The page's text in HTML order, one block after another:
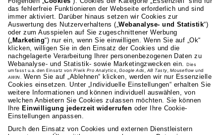
AKAD Bildungsgesellschaft mbH
Heilbronner Strasse 86
70191 Stuttgart
0711 81495-400
Studienangebot
Fakultäten